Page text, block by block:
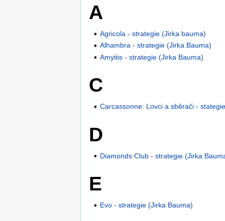
A
Agricola - strategie (Jirka bauma)
Alhambra - strategie (Jirka Bauma)
Amyitis - strategie (Jirka Bauma)
C
Carcassonne: Lovci a sběrači -
D
Diamonds Club - strategie (Jirka
E
Evo - strategie (Jirka Bauma)